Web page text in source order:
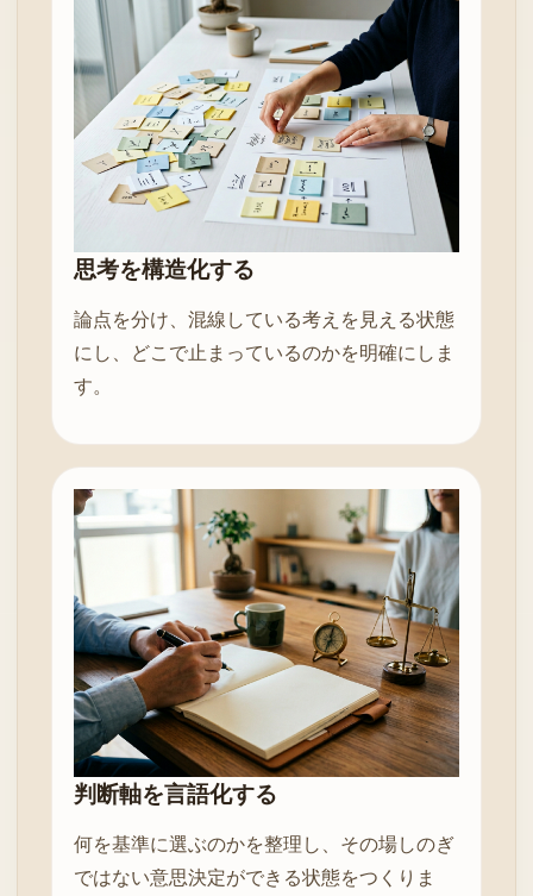
思考を構造化する
論点を分け、混線している考えを見える状態
にし、どこで止まっているのかを明確にしま
す。
判断軸を言語化する
何を基準に選ぶのかを整理し、その場しのぎ
ではない意思決定ができる状態をつくりま